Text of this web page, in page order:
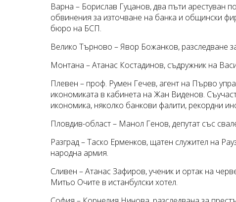
Варна – Борислав Гуцанов, два пъти арестуван
обвинения за източване на банка и общински
бюро на БСП.
Велико Търново – Явор Божанков, разследване
Монтана – Атанас Костадинов, съдружник на
Плевен – проф. Румен Гечев, агент на Първо
икономиката в кабинета на Жан Виденов.
икономика, няколко банкови фалити, рекордни
Пловдив-област – Манол Генов, депутат със
Разград – Таско Ерменков, щатен служител на
народна армия.
Сливен – Атанас Зафиров, ученик и ортак на
Митьо Очите в истанбулски хотел.